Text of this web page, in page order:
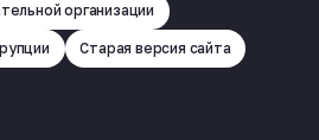
организации
Старая версия сайта